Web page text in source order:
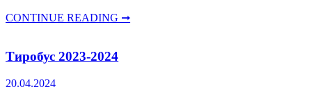
CONTINUE READING ➞
Тиробус 2023-2024
20.04.2024